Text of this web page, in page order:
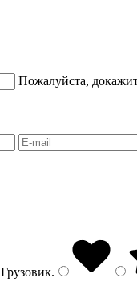
Пожалуйста,
Грузовик.